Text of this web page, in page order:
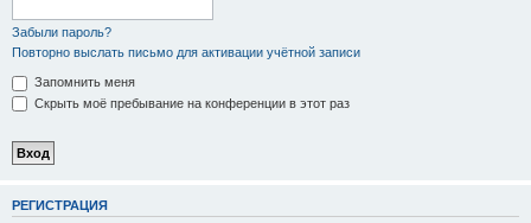
Забыли пароль?
Повторно выслать письмо для активации учётной записи
Запомнить меня
Скрыть моё пребывание на конференции в этот раз
РЕГИСТРАЦИЯ